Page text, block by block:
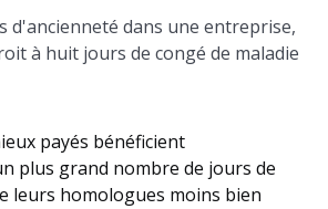
d'ancienneté dans une entreprise,
à huit jours de congé de maladie
payés bénéficient
plus grand nombre de jours de
leurs homologues moins bien